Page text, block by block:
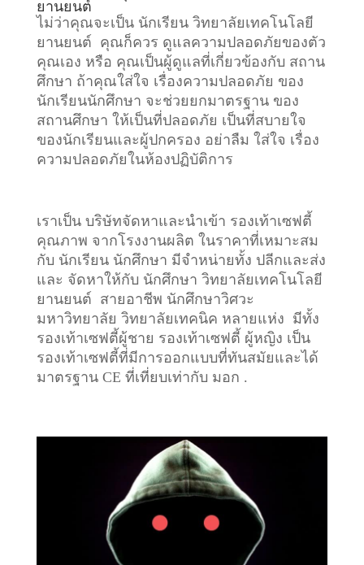
ยานยนต์
ไม่ว่าคุณจะเป็น นักเรียน วิทยาลัยเทคโนโลยี
ยานยนต์ คุณก็ควร ดูแลความปลอดภัยของตัว
คุณเอง หรือ คุณเป็นผู้ดูแลที่เกี่ยวข้องกับ สถาน
ศึกษา ถ้าคุณใส่ใจ เรื่องความปลอดภัย ของ
นักเรียนนักศึกษา จะช่วยยกมาตรฐาน ของ
สถานศึกษา ให้เป็นที่ปลอดภัย เป็นที่สบายใจ
ของนักเรียนและผู้ปกครอง อย่าลืม ใส่ใจ เรื่อง
ความปลอดภัยในห้องปฏิบัติการ
เราเป็น บริษัทจัดหาและนำเข้า รองเท้าเซฟตี้
คุณภาพ จากโรงงานผลิต ในราคาที่เหมาะสม
กับ นักเรียน นักศึกษา มีจำหน่ายทั้ง ปลีกและส่ง
และ จัดหาให้กับ นักศึกษา วิทยาลัยเทคโนโลยี
ยานยนต์ สายอาชีพ นักศึกษาวิศวะ
มหาวิทยาลัย วิทยาลัยเทคนิค หลายแห่ง มีทั้ง
รองเท้าเซฟตี้ผู้ชาย รองเท้าเซฟตี้ ผู้หญิง เป็น
รองเท้าเซฟตี้ที่มีการออกแบบที่ทันสมัยและได้
มาตรฐาน CE ที่เที่ยบเท่ากับ มอก .